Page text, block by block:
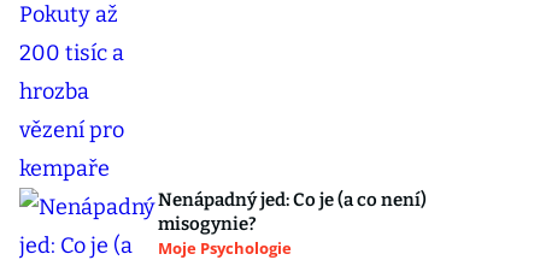
Nenápadný jed: Co je (a co není)
misogynie?
Moje Psychologie